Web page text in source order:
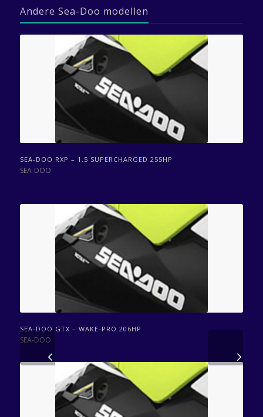
Andere Sea-Doo modellen
SEA-DOO RXP – 1.5 SUPERCHARGED 255HP
SEA-DOO
SEA-DOO GTX – WAKE-PRO 206HP
SEA-DOO